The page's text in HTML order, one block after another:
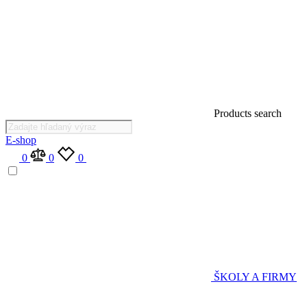
Products search
E-shop
0
0 0
ŠKOLY A FIRMY